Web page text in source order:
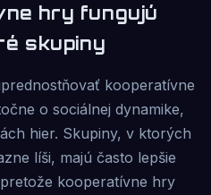
hry fungujú
skupiny
kooperatívne
o sociálnej dynamike,
hier. Skupiny, v ktorých
líši, majú často lepšie
kooperatívne hry